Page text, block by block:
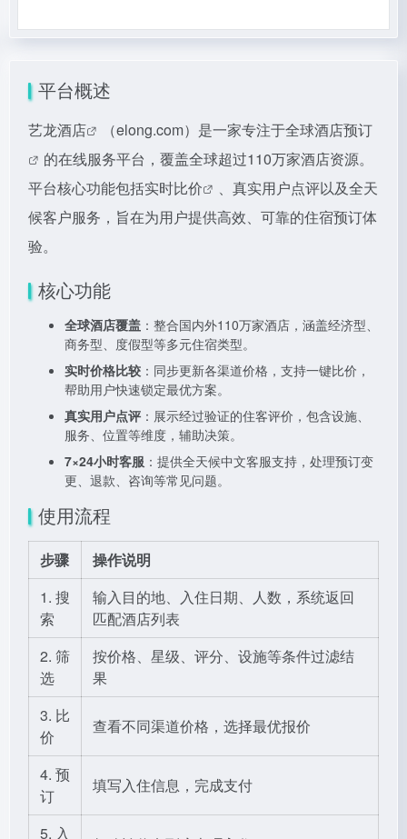
平台概述
艺龙酒店 （elong.com）是一家专注于全球酒店预订
的在线服务平台，覆盖全球超过110万家酒店资源。
平台核心功能包括实时比价
、真实用户点评以及全天
候客户服务，旨在为用户提供高效、可靠的住宿预订体
验。
核心功能
全球酒店覆盖 ：整合国内外110万家酒店，涵盖经济型、
商务型、度假型等多元住宿类型。
实时价格比较 ：同步更新各渠道价格，支持一键比价，
帮助用户快速锁定最优方案。
真实用户点评 ：展示经过验证的住客评价，包含设施、
服务、位置等维度，辅助决策。
7×24小时客服 ：提供全天候中文客服支持，处理预订变
更、退款、咨询等常见问题。
使用流程
步骤
操作说明
1. 搜
索
输入目的地、入住日期、人数，系统返回
匹配酒店列表
2. 筛
选
按价格、星级、评分、设施等条件过滤结
果
3. 比
价
查看不同渠道价格，选择最优报价
4. 预
订
填写入住信息，完成支付
5. 入